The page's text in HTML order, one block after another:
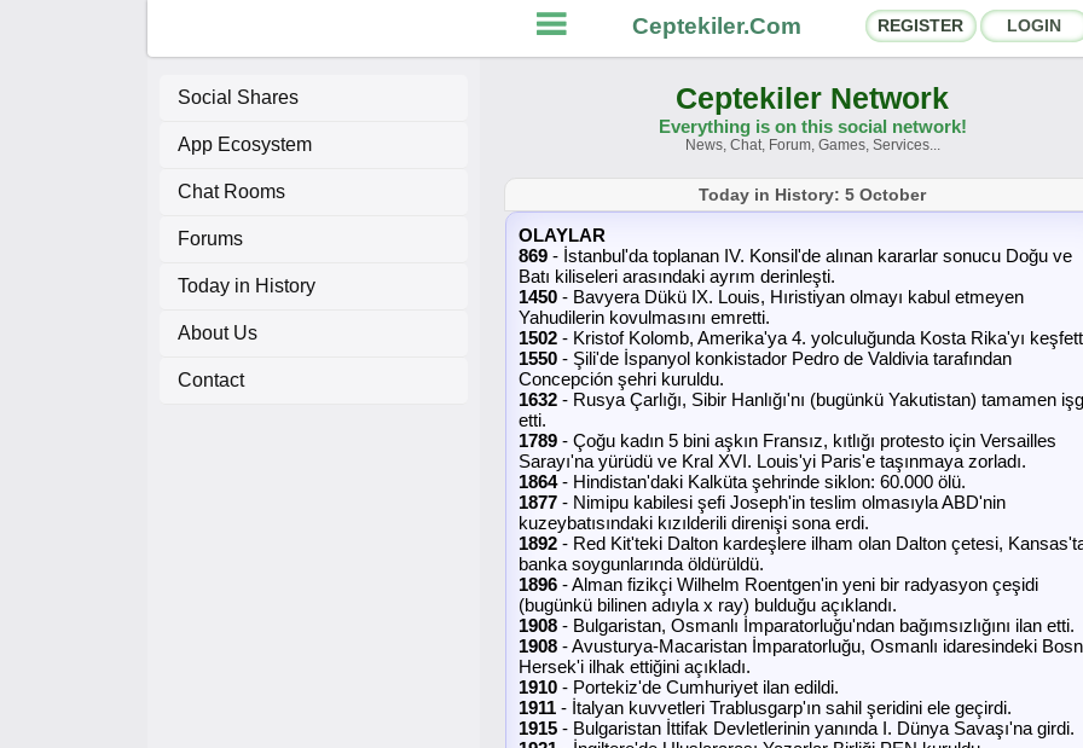
Ceptekiler.Com REGISTER LOGIN
Social Shares
App Ecosystem
Chat Rooms
Forums
Today in History
About Us
Contact
Social Shares
Chat Rooms App Ecosystem
Announcements Contact
About Us
Ceptekiler.Com - v2025.01
Licence F.A.Q. C.S. Contract
Ceptekiler Network
Everything is on this social network!
News, Chat, Forum, Games, Services...
Today in History: 5 October
OLAYLAR
869 - İstanbul'da toplanan IV. Konsil'de alınan kararlar sonucu Doğu ve
Batı kiliseleri arasındaki ayrım derinleşti.
1450 - Bavyera Dükü IX. Louis, Hıristiyan olmayı kabul etmeyen
Yahudilerin kovulmasını emretti.
1502 - Kristof Kolomb, Amerika'ya 4. yolculuğunda Kosta Rika'yı
1550 - Şili'de İspanyol konkistador Pedro de Valdivia tarafından
Concepción şehri kuruldu.
1632 - Rusya Çarlığı, Sibir Hanlığı'nı (bugünkü Yakutistan) tamamen
etti.
1789 - Çoğu kadın 5 bini aşkın Fransız, kıtlığı protesto için Versailles
Sarayı'na yürüdü ve Kral XVI. Louis'yi Paris'e taşınmaya zorladı.
1864- Hindistan'daki Kalküta şehrinde siklon: 60.000 ölü.
1877 - Nimipu kabilesi şefi Joseph'in teslim olmasıyla ABD'nin
kuzeybatısındaki kızılderili direnişi sona erdi.
1892 - Red Kit'teki Dalton kardeşlere ilham olan Dalton çetesi,
banka soygunlarında öldürüldü.
1896 - Alman fizikçi Wilhelm Roentgen'in yeni bir radyasyon çeşidi
(bugünkü bilinen adıyla x ray) bulduğu açıklandı.
1908 - Bulgaristan, Osmanlı İmparatorluğu'ndan bağımsızlığını ilan etti.
1908 - Avusturya-Macaristan İmparatorluğu, Osmanlı idaresindeki
Hersek'i ilhak ettiğini açıkladı.
1910 - Portekiz'de Cumhuriyet ilan edildi.
1911 - İtalyan kuvvetleri Trablusgarp'ın sahil şeridini ele geçirdi.
1915 - Bulgaristan İttifak Devletlerinin yanında I. Dünya Savaşı'na girdi.